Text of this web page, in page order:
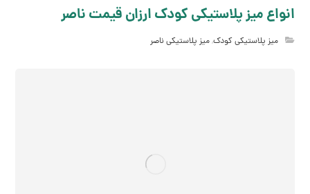
انواع میز پلاستیکی کودک ارزان قیمت ناصر
میز پلاستیکی کودک,میز پلاستیکی ناصر